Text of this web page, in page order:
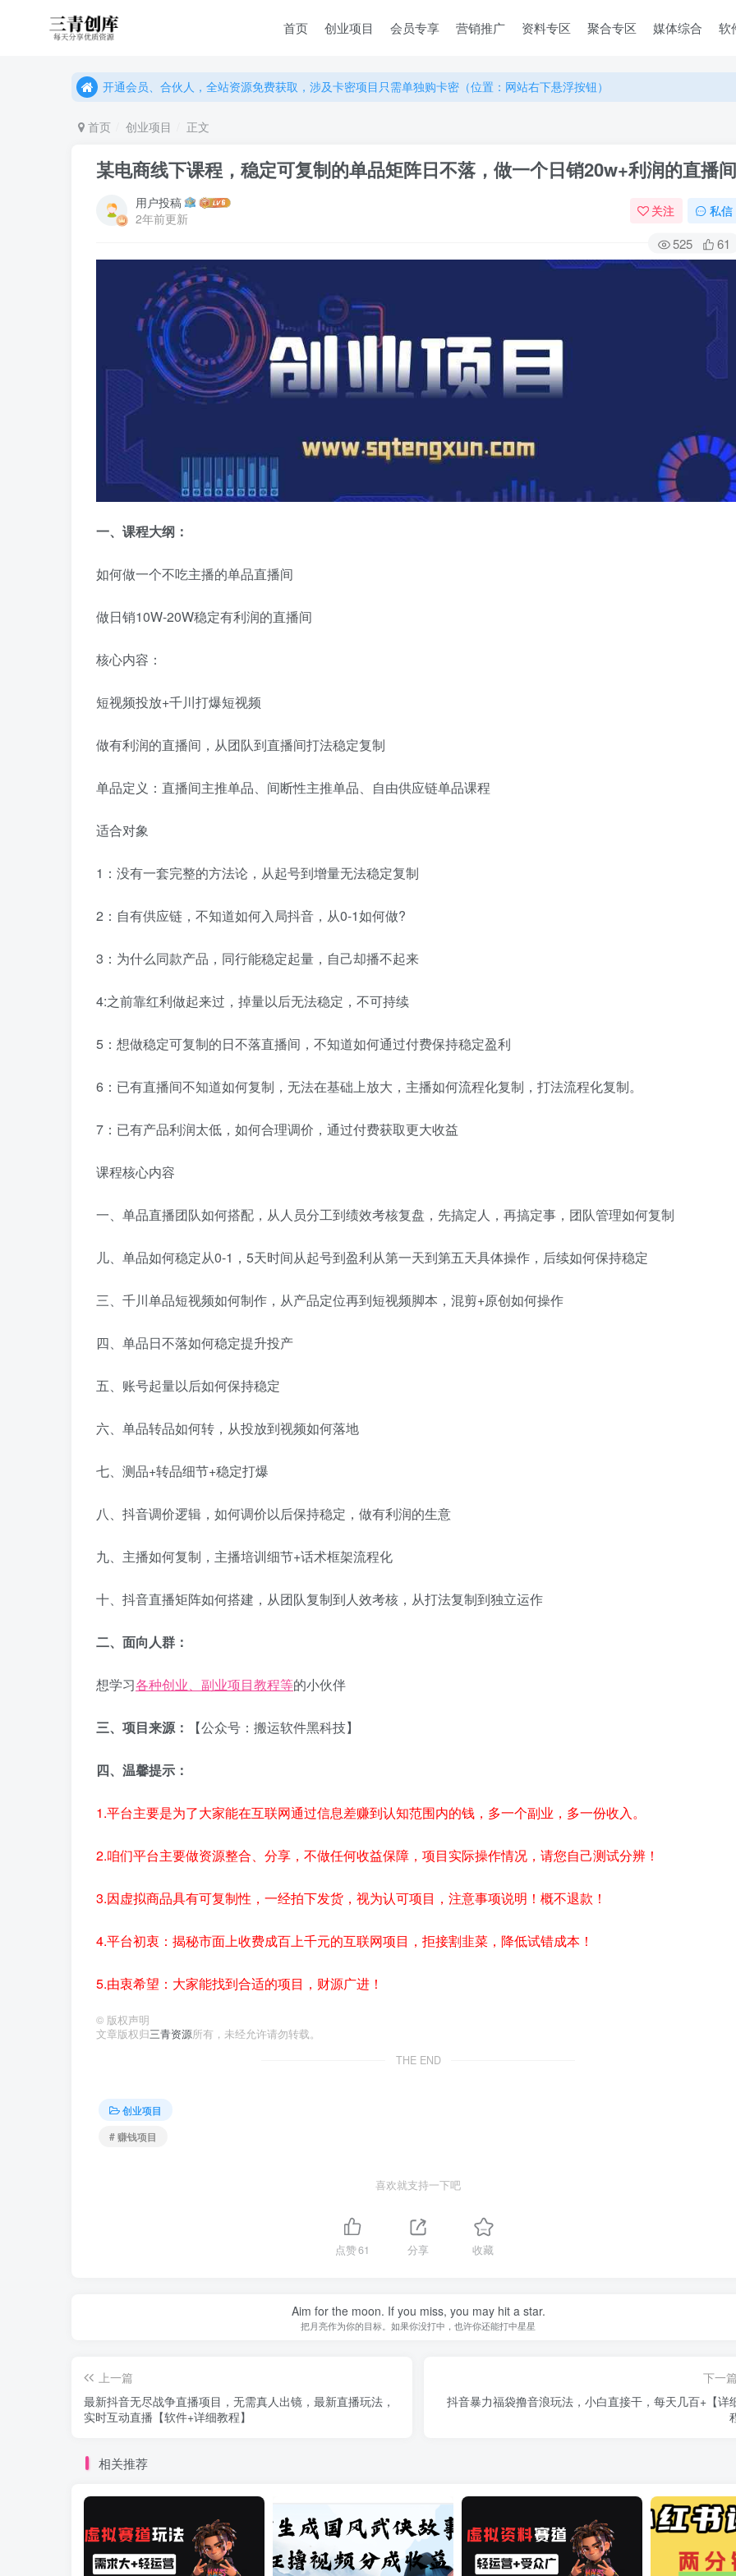
首页 创业项目 会员专享 营销推广 资料专区 聚合专区 媒体综合 软
开通会员、合伙人，全站资源免费获取，涉及卡密项目只需单独购卡密（位置：网站右下悬浮按钮）
开通会员、合伙人，全站资源免费获取，涉及卡密项目只需单独购卡密（位置：网站右下悬浮按钮）
首页 创业项目 正文
某电商线下课程，稳定可复制的单品矩阵日不落，做一个日销20w+利润的直播间
用户投稿
2年前更新
关注 私信
525 61
一、课程大纲：
如何做一个不吃主播的单品直播间
做日销10W-20W稳定有利润的直播间
核心内容：
短视频投放+千川打爆短视频
做有利润的直播间，从团队到直播间打法稳定复制
单品定义：直播间主推单品、间断性主推单品、自由供应链单品课程
适合对象
1：没有一套完整的方法论，从起号到增量无法稳定复制
2：自有供应链，不知道如何入局抖音，从0-1如何做?
3：为什么同款产品，同行能稳定起量，自己却播不起来
4:之前靠红利做起来过，掉量以后无法稳定，不可持续
5：想做稳定可复制的日不落直播间，不知道如何通过付费保持稳定盈利
6：已有直播间不知道如何复制，无法在基础上放大，主播如何流程化复制，打法流程化复制。
7：已有产品利润太低，如何合理调价，通过付费获取更大收益
课程核心内容
一、单品直播团队如何搭配，从人员分工到绩效考核复盘，先搞定人，再搞定事，团队管理如何复制
儿、单品如何稳定从0-1，5天时间从起号到盈利从第一天到第五天具体操作，后续如何保持稳定
三、千川单品短视频如何制作，从产品定位再到短视频脚本，混剪+原创如何操作
四、单品日不落如何稳定提升投产
五、账号起量以后如何保持稳定
六、单品转品如何转，从投放到视频如何落地
七、测品+转品细节+稳定打爆
八、抖音调价逻辑，如何调价以后保持稳定，做有利润的生意
九、主播如何复制，主播培训细节+话术框架流程化
十、抖音直播矩阵如何搭建，从团队复制到人效考核，从打法复制到独立运作
二、面向人群：
想学习各种创业、副业项目教程等的小伙伴
三、项目来源： 【公众号：搬运软件黑科技】
四、温馨提示：
1.平台主要是为了大家能在互联网通过信息差赚到认知范围内的钱，多一个副业，多一份收入。
2.咱们平台主要做资源整合、分享，不做任何收益保障，项目实际操作情况，请您自己测试分辨！
3.因虚拟商品具有可复制性，一经拍下发货，视为认可项目，注意事项说明！概不退款！
4.平台初衷：揭秘市面上收费成百上千元的互联网项目，拒接割韭菜，降低试错成本！
5.由衷希望：大家能找到合适的项目，财源广进！
© 版权声明
文章版权归三青资源所有，未经允许请勿转载。
THE END
创业项目
# 赚钱项目
喜欢就支持一下吧
点赞61 分享 收藏
Aim for the moon. If you miss, you may hit a star.
把月亮作为你的目标。如果你没打中，也许你还能打中星星
上一篇
最新抖音无尽战争直播项目，无需真人出镜，最新直播玩法，
实时互动直播【软件+详细教程】
下一篇
抖音暴力福袋撸音浪玩法，小白直接干，每天几百+【详
相关推荐